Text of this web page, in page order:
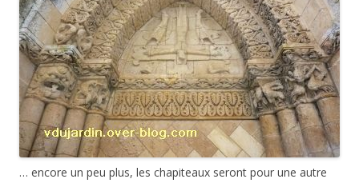
… encore un peu plus, les chapiteaux seront pour une autre